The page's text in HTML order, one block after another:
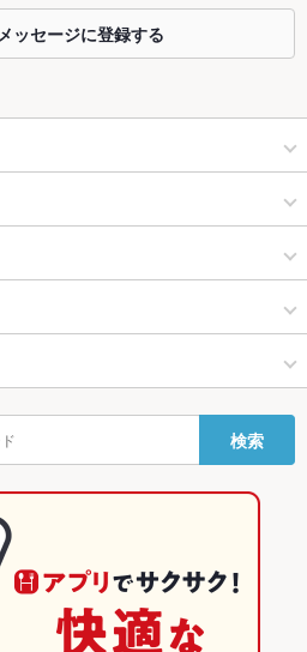
ッセージに登録する
アン・フレンチ
アン
ル
ングバー・バル
アンバール
ンキング
ランキング
アン・フレンチランキング
検索